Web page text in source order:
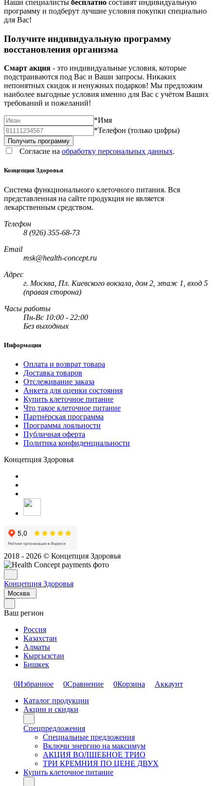
Наши специалисты бесплатно составят индивидуальную
программу и подберут лучшие условия покупки специально
для Вас!
Получите индивидуальную программу
восстановления организма
Смарт акция - это индивидуальные условия, которые
подстраиваются под Вас и Ваши запросы. Никаких
непонятных скидок и ненужных подарков! Мы предложим
наиболее выгодные условия именно для Вас с учётом Ваших
требований и пожеланий!
*Имя
*Телефон (только цифры)
Согласие на обработку персональных данных.
Концепция Здоровья
Система функционального клеточного питания. Вся
представленная на сайте продукция не является
лекарственным средством.
Телефон
8 (926) 355-68-73
Email
msk@health-concept.ru
Адрес
г. Москва, Пл. Киевского вокзала, дом 2, этаж 1, вход 5
(правая сторона)
Часы работы
Пн-Вс 10:00 - 22:00
Без выходных
Информация
Оплата и возврат товара
Доставка товаров
Отслеживание заказа
Анкета для оценки состояния
Купить клеточное питание
Что такое клеточное питание
Партнёрская программа
Программа лояльности
Публичная оферта
Политика конфиденциальности
Концепция Здоровья
2018 - 2026 © Концепция Здоровья
Концепция Здоровья
Москва
Ваш регион
Россия
Казахстан
Алматы
Кыргызстан
Бишкек
0Избранное 0Сравнение 0Корзина
Аккаунт
Каталог продукции
Акции и скидки
Спецпредложения
Специальные предложения
Включи энергию на максимум
АКЦИЯ ВОЛШЕБНОЕ ТРИО
ТРИ КРЕМНИЯ ПО ЦЕНЕ ДВУХ
Купить клеточное питание